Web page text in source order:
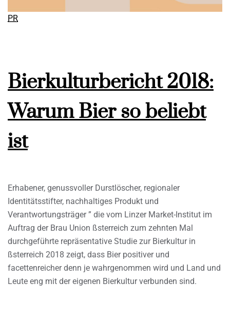
PR
Bierkulturbericht 2018:
Warum Bier so beliebt
ist
Erhabener, genussvoller Durstlöscher, regionaler
Identitätsstifter, nachhaltiges Produkt und
Verantwortungsträger ” die vom Linzer Market-Institut im
Auftrag der Brau Union ßsterreich zum zehnten Mal
durchgeführte repräsentative Studie zur Bierkultur in
ßsterreich 2018 zeigt, dass Bier positiver und
facettenreicher denn je wahrgenommen wird und Land und
Leute eng mit der eigenen Bierkultur verbunden sind.